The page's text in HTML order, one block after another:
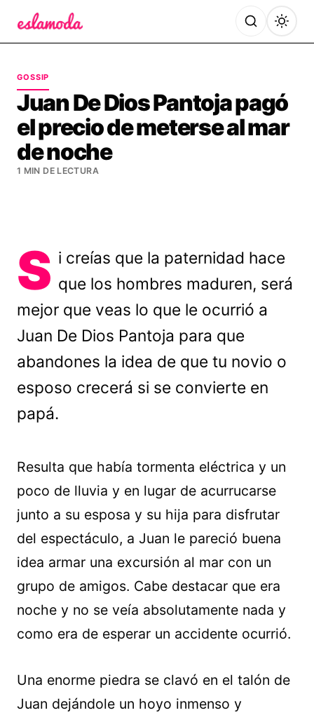
GOSSIP
Juan De Dios Pantoja pagó
el precio de meterse al mar
de noche
1 MIN DE LECTURA
S i creías que la paternidad hace
que los hombres maduren, será
mejor que veas lo que le ocurrió a
Juan De Dios Pantoja para que
abandones la idea de que tu novio o
esposo crecerá si se convierte en
papá.
Resulta que había tormenta eléctrica y un
poco de lluvia y en lugar de acurrucarse
junto a su esposa y su hija para disfrutar
del espectáculo, a Juan le pareció buena
idea armar una excursión al mar con un
grupo de amigos. Cabe destacar que era
noche y no se veía absolutamente nada y
como era de esperar un accidente ocurrió.
Una enorme piedra se clavó en el talón de
Juan dejándole un hoyo inmenso y